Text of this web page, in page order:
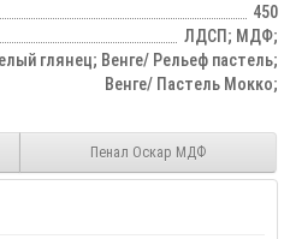
450
ЛДСП; МДФ;
глянец; Венге/ Рельеф пастель;
Венге/ Пастель Мокко;
Пенал Оскар МДФ